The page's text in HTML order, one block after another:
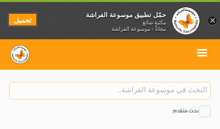
بحث متقدم
×
حمّل تطبيق موسوعة الفراشة
مكتبة صائغ
مجاناً - موسوعة الفراشة
تحميل